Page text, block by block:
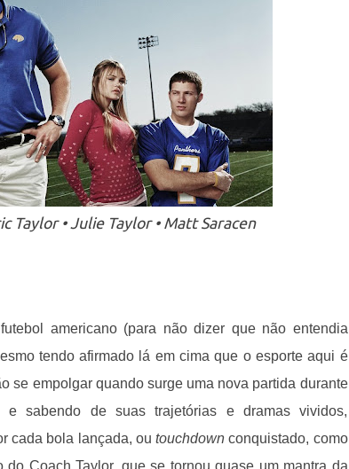
Taylor • Julie Taylor • Matt Saracen
americano (para não dizer que não entendia
tendo afirmado lá em cima que o esporte aqui é
se empolgar quando surge uma nova partida durante
sabendo de suas trajetórias e dramas vividos,
cada bola lançada, ou touchdown conquistado, como
Coach Taylor, que se tornou quase um mantra da